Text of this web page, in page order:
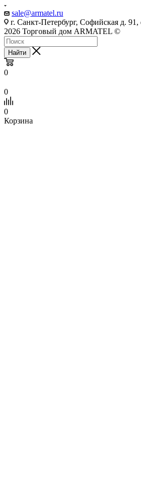
sale@armatel.ru
г. Санкт-Петербург, Софийская д.
2026 Торговый дом ARMATEL ©
Найти
0
0
0
Корзина